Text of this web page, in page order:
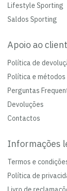
Lifestyle Sporting
Saldos Sporting
Apoio ao
Política de
Política e métodos
Perguntas
Devoluções
Contactos
Informações
Termos e
Política de